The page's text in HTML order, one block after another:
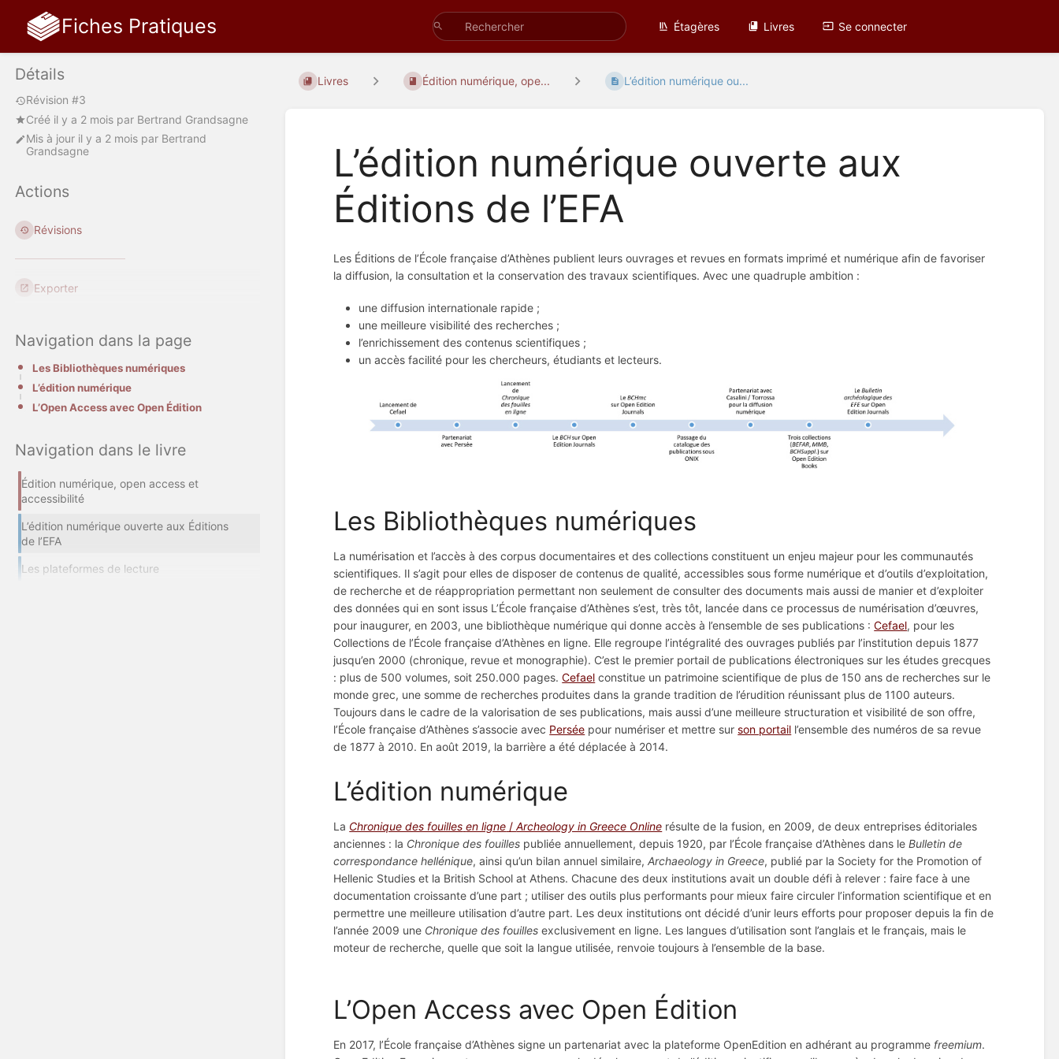
Fiches Pratiques Étagères Livres Se connecter
Détails
Révision #3
Créé il y a 2 mois par Bertrand Grandsagne
Mis à jour il y a 2 mois par Bertrand
Grandsagne
Actions
Révisions
Exporter
Navigation dans la page
Les Bibliothèques numériques
L’édition numérique
L’Open Access avec Open Édition
Navigation dans le livre
Édition numérique, open access et
accessibilité
L’édition numérique ouverte aux Éditions
de l’EFA
Les plateformes de lecture
Livres Édition numérique, ope... L’édition numérique ou...
L’édition numérique ouverte aux
Éditions de l’EFA
Les Éditions de l’École française d’Athènes publient leurs ouvrages et revues en formats imprimé et numérique afin de favoriser
la diffusion, la consultation et la conservation des travaux scientifiques. Avec une quadruple ambition :
une diffusion internationale rapide ;
une meilleure visibilité des recherches ;
l’enrichissement des contenus scientifiques ;
un accès facilité pour les chercheurs, étudiants et lecteurs.
Les Bibliothèques numériques
La numérisation et l’accès à des corpus documentaires et des collections constituent un enjeu majeur pour les communautés
scientifiques. Il s’agit pour elles de disposer de contenus de qualité, accessibles sous forme numérique et d’outils d’exploitation,
de recherche et de réappropriation permettant non seulement de consulter des documents mais aussi de manier et d’exploiter
des données qui en sont issus L’École française d’Athènes s’est, très tôt, lancée dans ce processus de numérisation d’œuvres,
pour inaugurer, en 2003, une bibliothèque numérique qui donne accès à l’ensemble de ses publications :Cefael, pour les
Collections de l’École française d’Athènes en ligne. Elle regroupe l’intégralité des ouvrages publiés par l’institution depuis 1877
jusqu’en 2000 (chronique, revue et monographie). C’est le premier portail de publications électroniques sur les études grecques
: plus de 500 volumes, soit 250.000 pages.Cefael constitue un patrimoine scientifique de plus de 150 ans de recherches sur le
monde grec, une somme de recherches produites dans la grande tradition de l’érudition réunissant plus de 1100 auteurs.
Toujours dans le cadre de la valorisation de ses publications, mais aussi d’une meilleure structuration et visibilité de son offre,
l’École française d’Athènes s’associe avec Persée pour numériser et mettre surson portail l’ensemble des numéros de sa revue
de 1877 à 2010. En août 2019, la barrière a été déplacée à 2014.
L’édition numérique
La Chronique des fouilles en ligne /Archeology in Greece Online résulte de la fusion, en 2009, de deux entreprises éditoriales
anciennes : la Chronique des fouilles publiée annuellement, depuis 1920, par l’École française d’Athènes dans leBulletin de
correspondance hellénique, ainsi qu’un bilan annuel similaire,Archaeology in Greece, publié par la Society for the Promotion of
Hellenic Studies et la British School at Athens. Chacune des deux institutions avait un double défi à relever : faire face à une
documentation croissante d’une part ; utiliser des outils plus performants pour mieux faire circuler l’information scientifique et en
permettre une meilleure utilisation d’autre part. Les deux institutions ont décidé d’unir leurs efforts pour proposer depuis la fin de
l’année 2009 une Chronique des fouillesexclusivement en ligne. Les langues d’utilisation sont l’anglais et le français, mais le
moteur de recherche, quelle que soit la langue utilisée, renvoie toujours à l’ensemble de la base.
L’Open Access avec Open Édition
En 2017, l’École française d’Athènes signe un partenariat avec la plateforme OpenEdition en adhérant au programme freemium.